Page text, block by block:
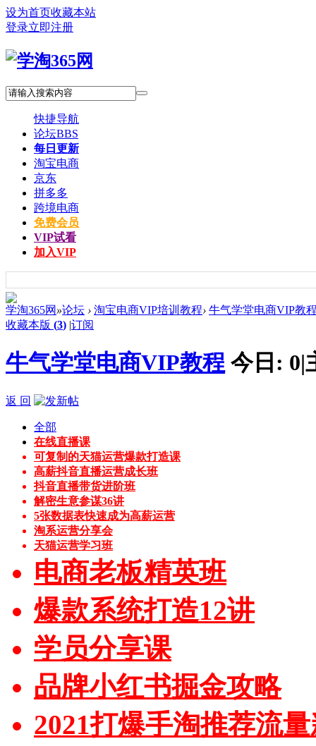
设为首页收藏本站
登录立即注册
快捷导航
论坛BBS
每日更新
淘宝电商
京东
拼多多
跨境电商
免费会员
VIP试看
加入VIP
学淘365网 »论坛 › 淘宝电商VIP培训教程› 牛气学堂电商VIP教
收藏本版 (3) |订阅
牛气学堂电商VIP教程 今日: 0|
返 回
全部
在线直播课
可复制的天猫运营爆款打造课
高薪抖音直播运营成长班
抖音直播带货进阶班
解密生意参谋36讲
5张数据表快速成为高薪运营
淘系运营分享会
天猫运营学习班
电商老板精英班
爆款系统打造12讲
学员分享课
品牌小红书掘金攻略
2021打爆手淘推荐流